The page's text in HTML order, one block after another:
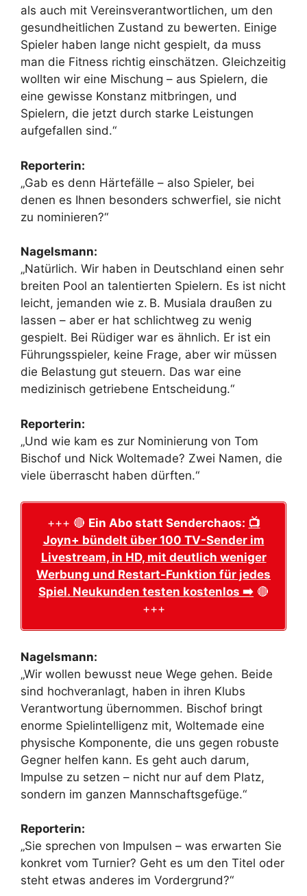
als auch mit Vereinsverantwortlichen, um den
gesundheitlichen Zustand zu bewerten. Einige
Spieler haben lange nicht gespielt, da muss
man die Fitness richtig einschätzen. Gleichzeitig
wollten wir eine Mischung – aus Spielern, die
eine gewisse Konstanz mitbringen, und
Spielern, die jetzt durch starke Leistungen
aufgefallen sind.“
Reporterin:
„Gab es denn Härtefälle – also Spieler, bei
denen es Ihnen besonders schwerfiel, sie nicht
zu nominieren?“
Nagelsmann:
„Natürlich. Wir haben in Deutschland einen sehr
breiten Pool an talentierten Spielern. Es ist nicht
leicht, jemanden wie z. B. Musiala draußen zu
lassen – aber er hat schlichtweg zu wenig
gespielt. Bei Rüdiger war es ähnlich. Er ist ein
Führungsspieler, keine Frage, aber wir müssen
die Belastung gut steuern. Das war eine
medizinisch getriebene Entscheidung.“
Reporterin:
„Und wie kam es zur Nominierung von Tom
Bischof und Nick Woltemade? Zwei Namen, die
viele überrascht haben dürften.“
+++ 🔴 Ein Abo statt Senderchaos: 📺
Joyn+ bündelt über 100 TV-Sender im
Livestream, in HD, mit deutlich weniger
Werbung und Restart-Funktion für jedes
Spiel. Neukunden testen kostenlos ➡️ 🔴
+++
Nagelsmann:
„Wir wollen bewusst neue Wege gehen. Beide
sind hochveranlagt, haben in ihren Klubs
Verantwortung übernommen. Bischof bringt
enorme Spielintelligenz mit, Woltemade eine
physische Komponente, die uns gegen robuste
Gegner helfen kann. Es geht auch darum,
Impulse zu setzen – nicht nur auf dem Platz,
sondern im ganzen Mannschaftsgefüge.“
Reporterin:
„Sie sprechen von Impulsen – was erwarten Sie
konkret vom Turnier? Geht es um den Titel oder
steht etwas anderes im Vordergrund?“